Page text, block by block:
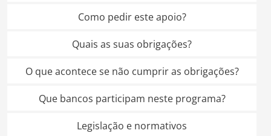
Como pedir este apoio?
Quais as suas obrigações?
O que acontece se não cumprir as obrigações?
Que bancos participam neste programa?
Legislação e normativos